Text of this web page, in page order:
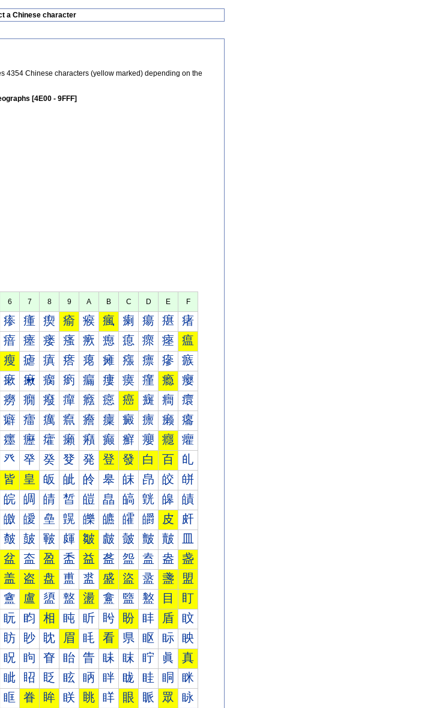
a Chinese character
4354 Chinese characters (yellow marked) depending on the
[4E00 - 9FFF]
6 7 8 9 A B C D E F
瘆 瘇 瘈 瘉 瘊 瘋 瘌 瘍 瘎 瘏
瘖 瘗 瘘 瘙 瘚 瘛 瘜 瘝 瘞 瘟
瘦 瘧 瘨 瘩 瘪 瘫 瘬 瘭 瘮 瘯
瘶 瘷 瘸 瘹 瘺 瘻 瘼 瘽 瘾 瘿
癆 癇 癈 癉 癊 癋 癌 癍 癎 癏
癖 癗 癘 癙 癚 癛 癜 癝 癞 癟
癦 癧 癨 癩 癪 癫 癬 癭 癮 癯
癶 癷 癸 癹 発 登 發 白 百 癿
皆 皇 皈 皉 皊 皋 皌 皍 皎 皏
皖 皗 皘 皙 皚 皛 皜 皝 皞 皟
皦 皧 皨 皩 皪 皫 皬 皭 皮 皯
皶 皷 皸 皹 皺 皻 皼 皽 皾 皿
盆 盇 盈 盉 益 盋 盌 盍 盎 盏
盖 盗 盘 盙 盚 盛 盜 盝 盞 盟
盦 盧 盨 盩 盪 盫 盬 盭 目 盯
盶 盷 相 盹 盺 盻 盼 盽 盾 盿
眆 眇 眈 眉 眊 看 県 眍 眎 眏
眖 眗 眘 眙 眚 眛 眜 眝 眞 真
眦 眧 眨 眩 眪 眫 眬 眭 眮 眯
眶 眷 眸 眹 眺 眻 眼 眽 眾 眿